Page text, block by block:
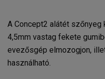
A Concept2 alátét
4,5mm vastag fekete
evezősgép elmozogjon,
használható.